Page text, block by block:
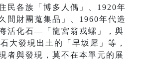
民各族「博多人偶」、1920年
間財團蒐集品」、1960年代造
活化石—「龍宮翁戎螺」，與
大發現出土的「早坂犀」等，
者與發現，莫不在本單元的展